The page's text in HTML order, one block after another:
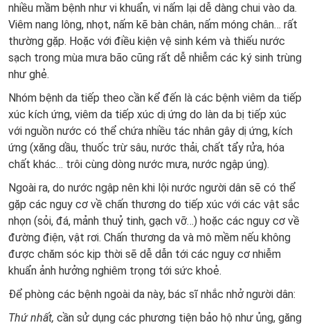
nhiều mầm bệnh như vi khuẩn, vi nấm lại dễ dàng chui vào da.
Viêm nang lông, nhọt, nấm kẽ bàn chân, nấm móng chân… rất
thường gặp. Hoặc với điều kiện vệ sinh kém và thiếu nước
sạch trong mùa mưa bão cũng rất dễ nhiễm các ký sinh trùng
như ghẻ.
Nhóm bệnh da tiếp theo cần kể đến là các bệnh viêm da tiếp
xúc kích ứng, viêm da tiếp xúc dị ứng do làn da bị tiếp xúc
với nguồn nước có thể chứa nhiều tác nhân gây dị ứng, kích
ứng (xăng dầu, thuốc trừ sâu, nước thải, chất tẩy rửa, hóa
chất khác… trôi cùng dòng nước mưa, nước ngập úng).
Ngoài ra, do nước ngập nên khi lội nước người dân sẽ có thể
gặp các nguy cơ về chấn thương do tiếp xúc với các vật sắc
nhọn (sỏi, đá, mảnh thuỷ tinh, gạch vỡ…) hoặc các nguy cơ về
đường điện, vật rơi. Chấn thương da và mô mềm nếu không
được chăm sóc kịp thời sẽ dễ dẫn tới các nguy cơ nhiễm
khuẩn ảnh hưởng nghiêm trọng tới sức khoẻ.
Để phòng các bệnh ngoài da này, bác sĩ nhắc nhở người dân:
Thứ nhất, cần sử dụng các phương tiện bảo hộ như ủng, găng